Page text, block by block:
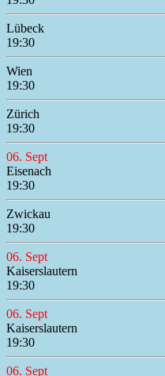
Lübeck
19:30
Wien
19:30
Zürich
19:30
06. Sept
Eisenach
19:30
Zwickau
19:30
06. Sept
Kaiserslautern
19:30
06. Sept
Kaiserslautern
19:30
06. Sept